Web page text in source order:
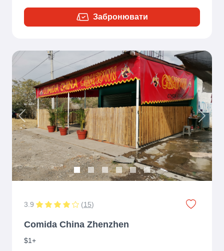
Забронювати
Previous Next
3.9 (15)
Comida China Zhenzhen
$1+